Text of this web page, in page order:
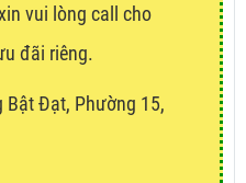
vui lòng call cho
đãi riêng.
Bật Đạt, Phường 15,